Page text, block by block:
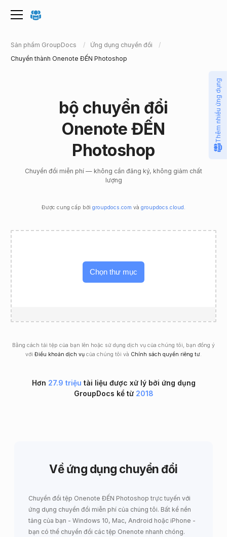
Sản phẩm GroupDocs
Ứng dụng chuyển đổi
Chuyển thành Onenote ĐẾN Photoshop
bộ chuyển đổi
Onenote ĐẾN
Photoshop
Chuyển đổi miễn phí — không cần đăng ký, không giảm chất
lượng
Được cung cấp bởi groupdocs.com và groupdocs.cloud .
Chọn thư mục
Bằng cách tải tệp của bạn lên hoặc sử dụng dịch vụ của chúng tôi, bạn đồng ý
với Điều khoản dịch vụ của chúng tôi và Chính sách quyền riêng tư.
Hơn 27.9 triệu tài liệu được xử lý bởi ứng dụng
GroupDocs kể từ 2018
Về ứng dụng chuyển đổi
Chuyển đổi tệp Onenote ĐẾN Photoshop trực tuyến với
ứng dụng chuyển đổi miễn phí của chúng tôi. Bất kể nền
tảng của bạn - Windows 10, Mac, Android hoặc iPhone -
bạn có thể chuyển đổi các tệp Onenote nhanh chóng.
Thêm nhiều ứng dụng